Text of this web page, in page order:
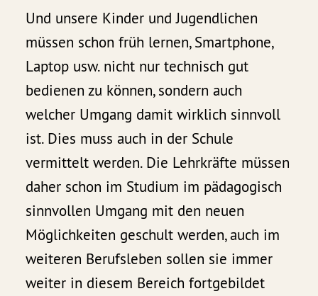
Und unsere Kinder und Jugendlichen
müssen schon früh lernen, Smartphone,
Laptop usw. nicht nur technisch gut
bedienen zu können, sondern auch
welcher Umgang damit wirklich sinnvoll
ist. Dies muss auch in der Schule
vermittelt werden. Die Lehrkräfte müssen
daher schon im Studium im pädagogisch
sinnvollen Umgang mit den neuen
Möglichkeiten geschult werden, auch im
weiteren Berufsleben sollen sie immer
weiter in diesem Bereich fortgebildet